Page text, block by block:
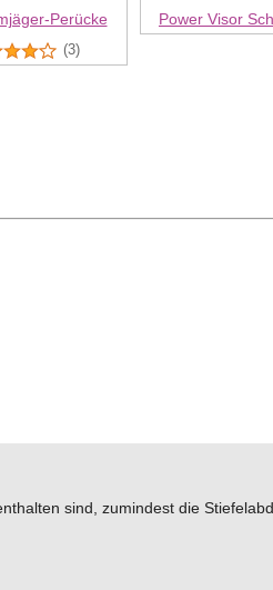
Perücke
(3)
Power Visor
sind, zumindest die